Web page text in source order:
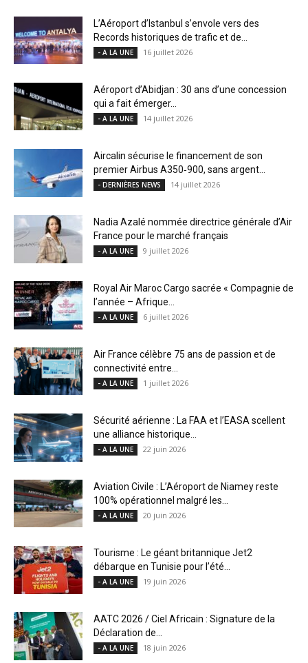
L’Aéroport d’Istanbul s’envole vers des
Records historiques de trafic et de...
- A LA UNE 16 juillet 2026
Aéroport d’Abidjan : 30 ans d’une concession
qui a fait émerger...
- A LA UNE 14 juillet 2026
Aircalin sécurise le financement de son
premier Airbus A350‑900, sans argent...
- DERNIÈRES NEWS 14 juillet 2026
Nadia Azalé nommée directrice générale d’Air
France pour le marché français
- A LA UNE 9 juillet 2026
Royal Air Maroc Cargo sacrée « Compagnie de
l’année – Afrique...
- A LA UNE 6 juillet 2026
Air France célèbre 75 ans de passion et de
connectivité entre...
- A LA UNE 1 juillet 2026
Sécurité aérienne : La FAA et l’EASA scellent
une alliance historique...
- A LA UNE 22 juin 2026
Aviation Civile : L’Aéroport de Niamey reste
100% opérationnel malgré les...
- A LA UNE 20 juin 2026
Tourisme : Le géant britannique Jet2
débarque en Tunisie pour l’été...
- A LA UNE 19 juin 2026
AATC 2026 / Ciel Africain : Signature de la
Déclaration de...
- A LA UNE 18 juin 2026